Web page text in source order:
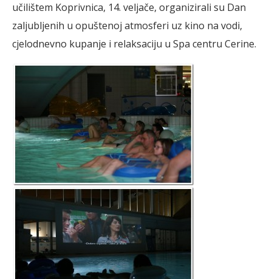
učilištem Koprivnica, 14. veljače, organizirali su Dan
zaljubljenih u opuštenoj atmosferi uz kino na vodi,
cjelodnevno kupanje i relaksaciju u Spa centru Cerine.